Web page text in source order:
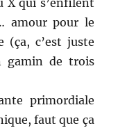
X qui s’enfilent
amour pour le
(ça, c’est juste
gamin de trois
primordiale
faut que ça